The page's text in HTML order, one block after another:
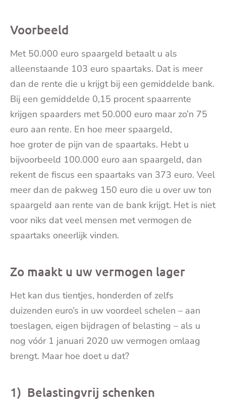
Voorbeeld
Met 50.000 euro spaargeld betaalt u als
alleenstaande 103 euro spaartaks. Dat is meer
dan de rente die u krijgt bij een gemiddelde bank.
Bij een gemiddelde 0,15 procent spaarrente
krijgen spaarders met 50.000 euro maar zo’n 75
euro aan rente. En hoe meer spaargeld,
hoe groter de pijn van de spaartaks. Hebt u
bijvoorbeeld 100.000 euro aan spaargeld, dan
rekent de fiscus een spaartaks van 373 euro. Veel
meer dan de pakweg 150 euro die u over uw ton
spaargeld aan rente van de bank krijgt. Het is niet
voor niks dat veel mensen met vermogen de
spaartaks oneerlijk vinden.
Zo maakt u uw vermogen lager
Het kan dus tientjes, honderden of zelfs
duizenden euro’s in uw voordeel schelen – aan
toeslagen, eigen bijdragen of belasting – als u
nog vóór 1 januari 2020 uw vermogen omlaag
brengt. Maar hoe doet u dat?
1) Belastingvrij schenken